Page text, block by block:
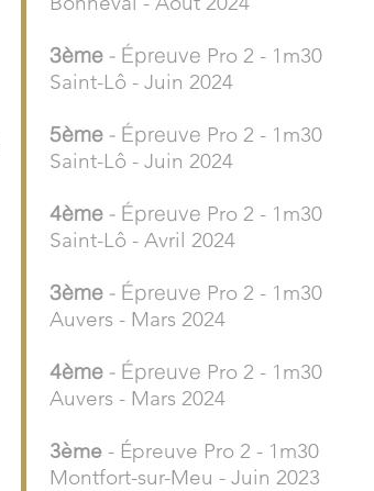
3ème - Épreuve Pro 2 - 1m30
Saint-Lô - Juin 2024
5ème - Épreuve Pro 2 - 1m30
Saint-Lô - Juin 2024
4ème - Épreuve Pro 2 - 1m30
Saint-Lô - Avril 2024
3ème - Épreuve Pro 2 - 1m30
Auvers - Mars 2024
4ème - Épreuve Pro 2 - 1m30
Auvers - Mars 2024
3ème - Épreuve Pro 2 - 1m30
Montfort-sur-Meu - Juin 2023